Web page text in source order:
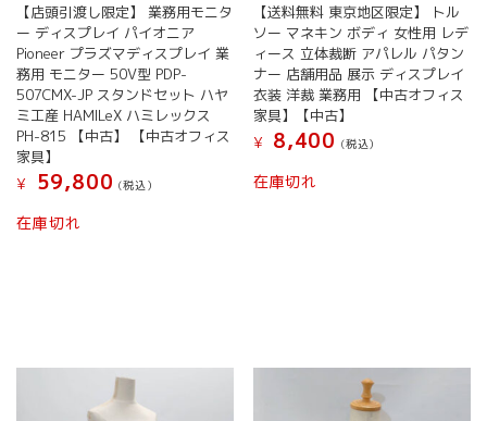
【店頭引渡し限定】 業務用モニタ
ー ディスプレイ パイオニア
Pioneer プラズマディスプレイ 業
務用 モニター 50V型 PDP-
507CMX-JP スタンドセット ハヤ
ミ工産 HAMILeX ハミレックス
PH-815 【中古】 【中古オフィス
家具】
¥
59,800 (税込）
在庫切れ
【送料無料 東京地区限定】 トル
ソー マネキン ボディ 女性用 レデ
ィース 立体裁断 アパレル パタン
ナー 店舗用品 展示 ディスプレイ
衣装 洋裁 業務用 【中古オフィス
家具】【中古】
¥
8,400 (税込）
在庫切れ